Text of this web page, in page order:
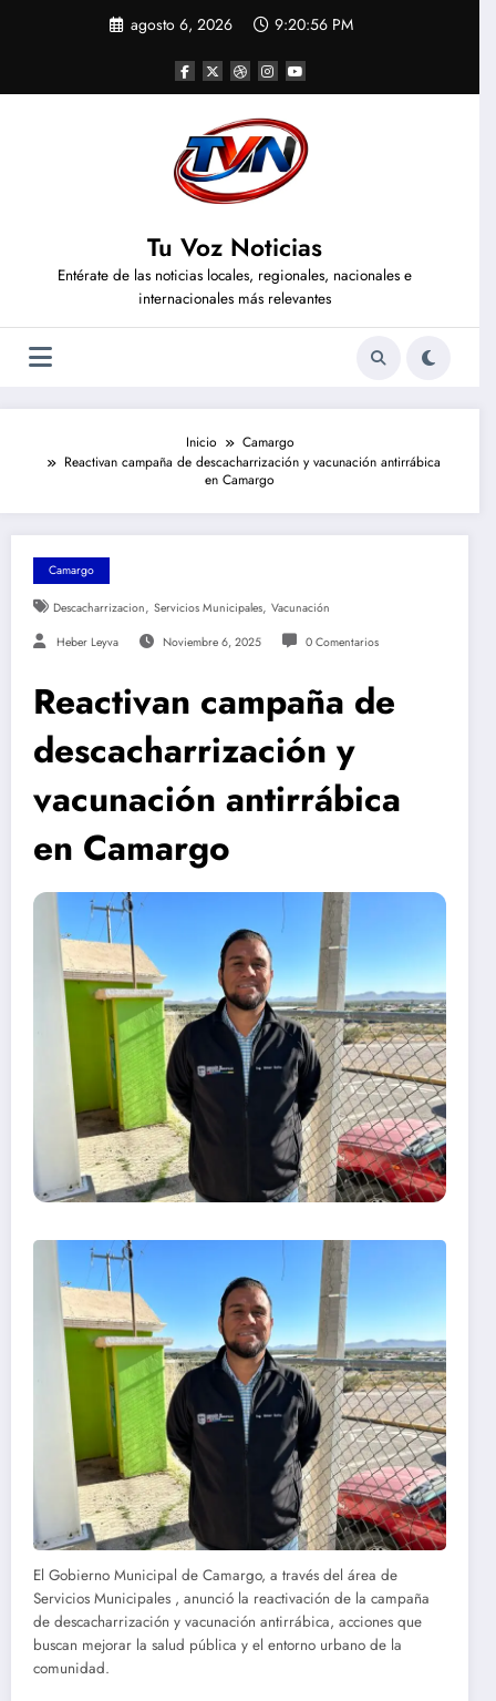
agosto 6, 2026 9:20:57 PM
Tu Voz Noticias
Entérate de las noticias locales, regionales, nacionales e
internacionales más relevantes
Inicio
Camargo
Reactivan campaña de descacharrización y vacunación antirrábica
en Camargo
Camargo
Descacharrizacion, Servicios Municipales, Vacunación
Heber Leyva Noviembre 6, 2025 0 Comentarios
Reactivan campaña de
descacharrización y
vacunación antirrábica
en Camargo
El Gobierno Municipal de Camargo, a través del área de
Servicios Municipales , anunció la reactivación de la campaña
de descacharrización y vacunación antirrábica, acciones que
buscan mejorar la salud pública y el entorno urbano de la
comunidad.